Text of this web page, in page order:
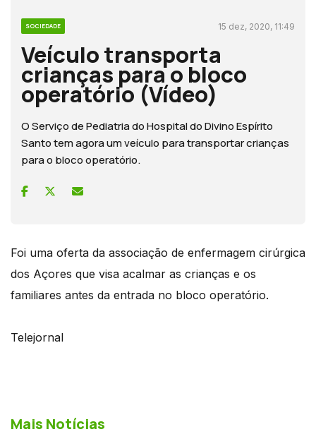
SOCIEDADE 15 dez, 2020, 11:49
Veículo transporta
crianças para o bloco
operatório (Vídeo)
O Serviço de Pediatria do Hospital do Divino Espírito
Santo tem agora um veículo para transportar crianças
para o bloco operatório.
Foi uma oferta da associação de enfermagem cirúrgica
dos Açores que visa acalmar as crianças e os
familiares antes da entrada no bloco operatório.
Telejornal
Mais Notícias